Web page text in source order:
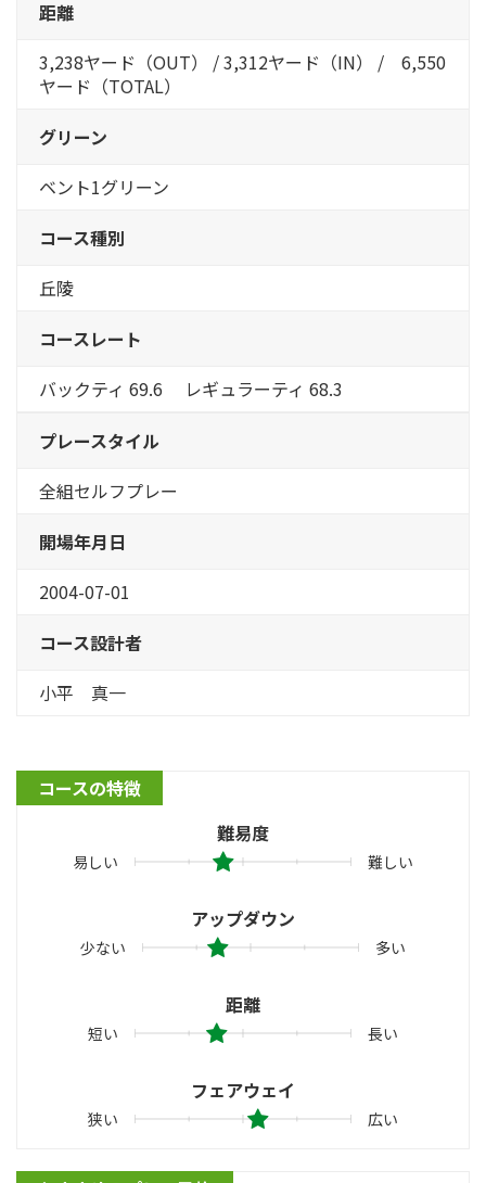
距離
3,238ヤード（OUT） / 3,312ヤード（IN） / 6,550
ヤード（TOTAL）
グリーン
ベント1グリーン
コース種別
丘陵
コースレート
バックティ 69.6 レギュラーティ 68.3
プレースタイル
全組セルフプレー
開場年月日
2004-07-01
コース設計者
小平 真一
コースの特徴
難易度
易しい 難しい
アップダウン
少ない 多い
距離
短い 長い
フェアウェイ
狭い 広い